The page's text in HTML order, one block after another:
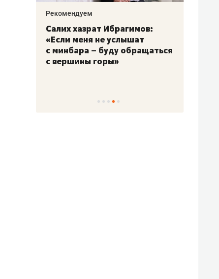
Рекомендуем
Салих хазрат Ибрагимов:
«Если меня не услышат
с минбара – буду обращаться
с вершины горы»